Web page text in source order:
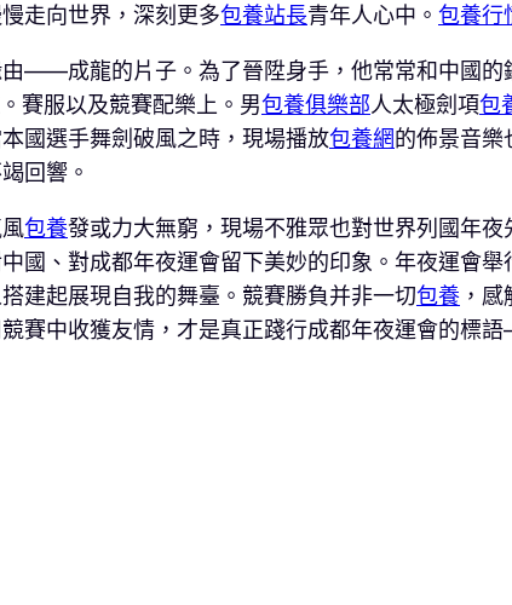
走向世界，深刻更多包養站長青年人心中。 包養行
——成龍的片子。為了晉陞身手，他常常和中國的
賽服以及競賽配樂上。男包養俱樂部人太極劍項包
國選手舞劍破風之時，現場播放包養網的佈景音樂
回響。
包養發或力大無窮，現場不雅眾也對世界列國年夜
國、對成都年夜運會留下美妙的印象。年夜運會
搭建起展現自我的舞臺。競賽勝負并非一切包養 ，
賽中收獲友情，才是真正踐行成都年夜運會的標